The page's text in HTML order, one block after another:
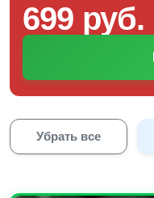
699 руб.
Убрать все